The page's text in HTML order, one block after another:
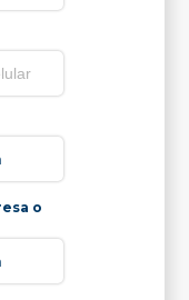
o